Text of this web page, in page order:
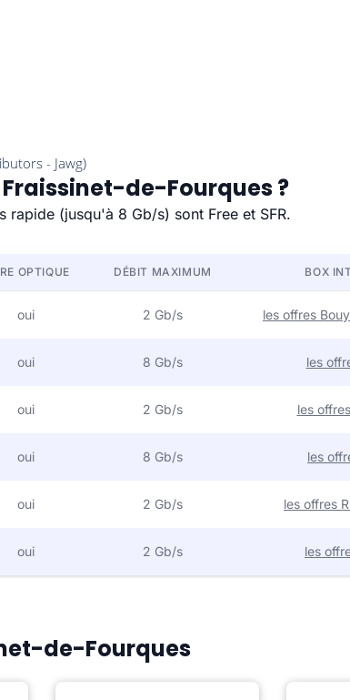
de-Fourques ?
(jusqu'à 8 Gb/s) sont Free et SFR.
OPTIQUE DÉBIT MAXIMUM BOX
oui 2 Gb/s les offres
oui 8 Gb/s les
oui 2 Gb/s les
oui 8 Gb/s les
oui 2 Gb/s les offres
oui 2 Gb/s les
de-Fourques